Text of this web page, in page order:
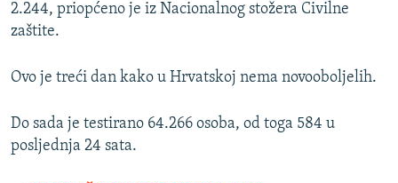
POST SCRIPTUM
TRI DECENIJE OD RATA U BIH
SVE KARTE DEJTONA
NASTANAK I RASPAD JUGOSLAVIJE
2.244, priopćeno je iz Nacionalnog stožera Civilne
zaštite.
Ovo je treći dan kako u Hrvatskoj nema novooboljelih.
Do sada je testirano 64.266 osoba, od toga 584 u
posljednja 24 sata.